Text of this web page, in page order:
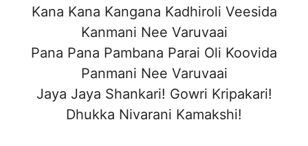
Kana Kana Kangana Kadhiroli Veesida
Kanmani Nee Varuvaai
Pana Pana Pambana Parai Oli Koovida
Panmani Nee Varuvaai
Jaya Jaya Shankari! Gowri Kripakari!
Dhukka Nivarani Kamakshi!